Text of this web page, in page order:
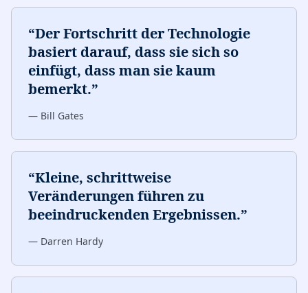
“Der Fortschritt der Technologie
basiert darauf, dass sie sich so
einfügt, dass man sie kaum
bemerkt.”
— Bill Gates
“Kleine, schrittweise
Veränderungen führen zu
beeindruckenden Ergebnissen.”
— Darren Hardy